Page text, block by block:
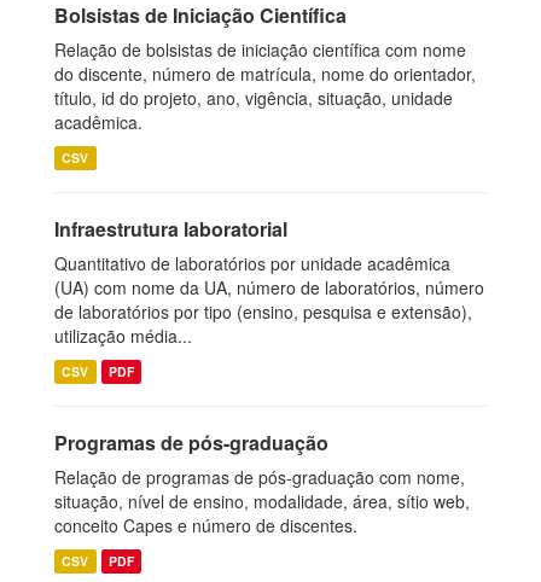
Bolsistas de Iniciação Científica
Relação de bolsistas de iniciação científica com nome
do discente, número de matrícula, nome do orientador,
título, id do projeto, ano, vigência, situação, unidade
acadêmica.
CSV
Infraestrutura laboratorial
Quantitativo de laboratórios por unidade acadêmica
(UA) com nome da UA, número de laboratórios, número
de laboratórios por tipo (ensino, pesquisa e extensão),
utilização média...
CSV PDF
Programas de pós-graduação
Relação de programas de pós-graduação com nome,
situação, nível de ensino, modalidade, área, sítio web,
conceito Capes e número de discentes.
CSV PDF